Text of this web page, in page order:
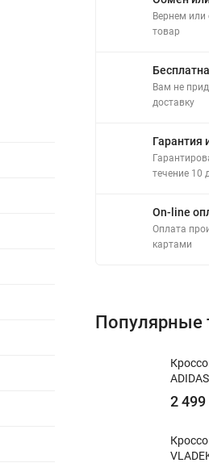
Вернем или
товар
Вам не
доставку
Гарантия
течение 10
On-line
Оплата
картами
Популярные
2 499